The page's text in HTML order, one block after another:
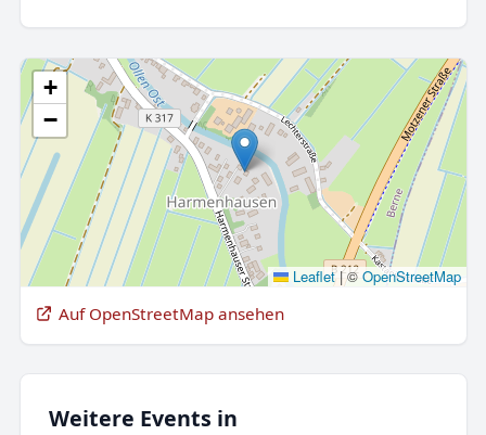
+
−
Leaflet |© OpenStreetMap
Auf OpenStreetMap ansehen
Weitere Events in